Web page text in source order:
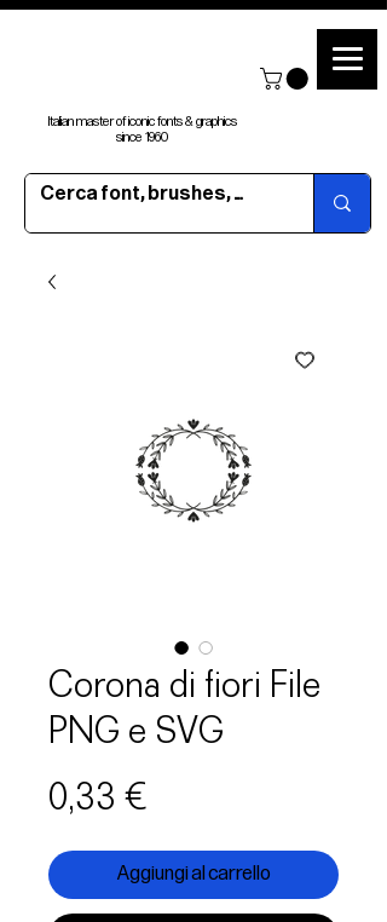
Italian master of iconic fonts & graphics
since 1960
Corona di fiori File
PNG e SVG
0,33 €
Aggiungi al carrello